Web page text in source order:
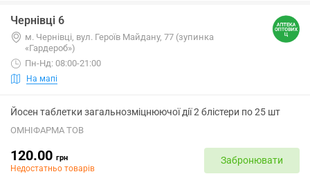
Чернівці 6
м. Чернівці, вул. Героїв Майдану, 77 (зупинка
«Гардероб»)
Пн-Нд: 08:00-21:00
На мапі
Йосен таблетки загальнозміцнюючої дії 2 блістери по 25 шт
ОМНІФАРМА ТОВ
120.00 грн
Недостатньо товарів
Забронювати